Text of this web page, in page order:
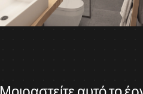
Μοιραστείτε αυτό το